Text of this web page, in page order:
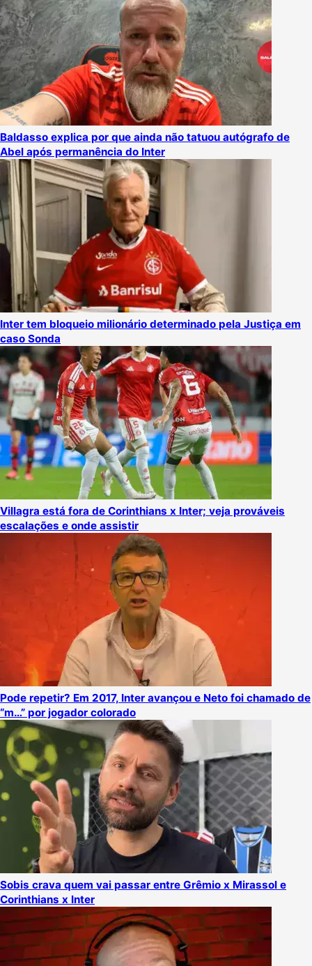
Baldasso explica por que ainda não tatuou autógrafo de
Abel após permanência do Inter
Inter tem bloqueio milionário determinado pela Justiça em
caso Sonda
Villagra está fora de Corinthians x Inter; veja prováveis
escalações e onde assistir
Pode repetir? Em 2017, Inter avançou e Neto foi chamado de
“m…” por jogador colorado
Sobis crava quem vai passar entre Grêmio x Mirassol e
Corinthians x Inter